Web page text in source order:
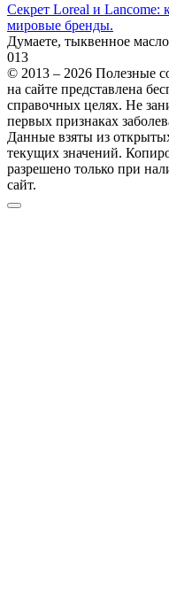
Секрет Loreal и Lancome:
мировые бренды.
Думаете, тыквенное
013
© 2013 – 2026 Полезные
на сайте представлена
справочных целях. Не
первых признаках
Данные взяты из
текущих значений.
разрешено только при
сайт.